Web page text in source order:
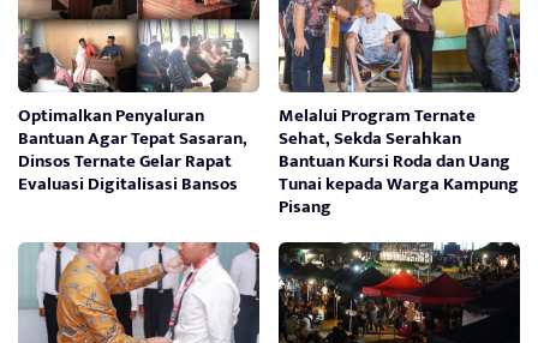
Optimalkan Penyaluran
Bantuan Agar Tepat Sasaran,
Dinsos Ternate Gelar Rapat
Evaluasi Digitalisasi Bansos
Melalui Program Ternate
Sehat, Sekda Serahkan
Bantuan Kursi Roda dan Uang
Tunai kepada Warga Kampung
Pisang